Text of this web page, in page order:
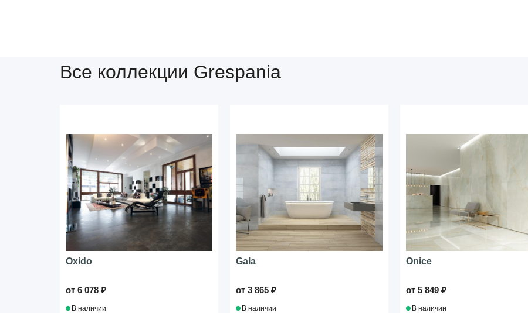
Все коллекции Grespania
Oxido
от 6 078 ₽
В наличии
Gala
от 3 865 ₽
В наличии
Onice
от 5 849 ₽
В наличии